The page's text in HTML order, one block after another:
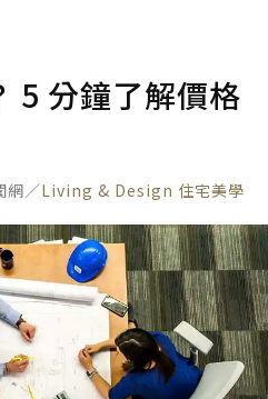
5 分鐘了解價格
網／Living & Design 住宅美學